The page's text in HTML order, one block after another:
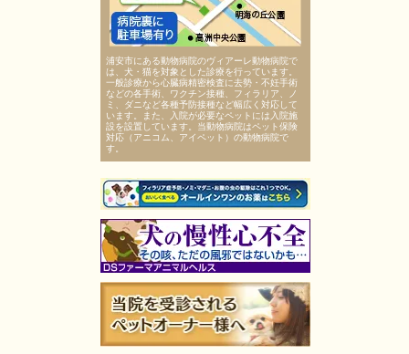
浦安市にある動物病院のヴィアーレ動物病院で
は、犬・猫を対象とした診療を行っています。
一般診療から心臓病精密検査に去勢・不妊手術
などの各手術、ワクチン接種、フィラリア、ノ
ミ、ダニなど各種予防接種など幅広く対応して
います。また、入院が必要なペットには入院施
設を設置しています。当動物病院はペット保険
対応（アニコム、アイペット）の動物病院で
す。